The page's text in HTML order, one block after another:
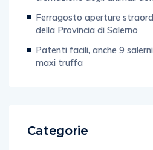
Ferragosto aperture
della Provincia di Salerno
Patenti facili, anche 9
maxi truffa
Categorie